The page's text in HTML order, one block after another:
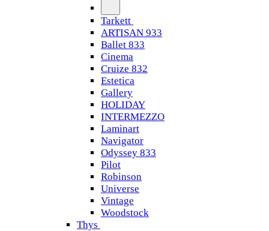
Tarkett
ARTISAN 933
Ballet 833
Cinema
Cruize 832
Estetica
Gallery
HOLIDAY
INTERMEZZO
Laminart
Navigator
Odyssey 833
Pilot
Robinson
Universe
Vintage
Woodstock
Thys